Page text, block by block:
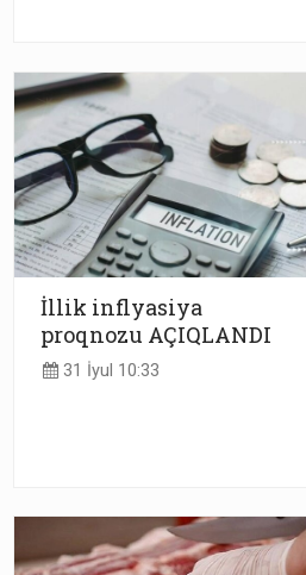
İllik inflyasiya
proqnozu AÇIQLANDI
31 İyul 10:33